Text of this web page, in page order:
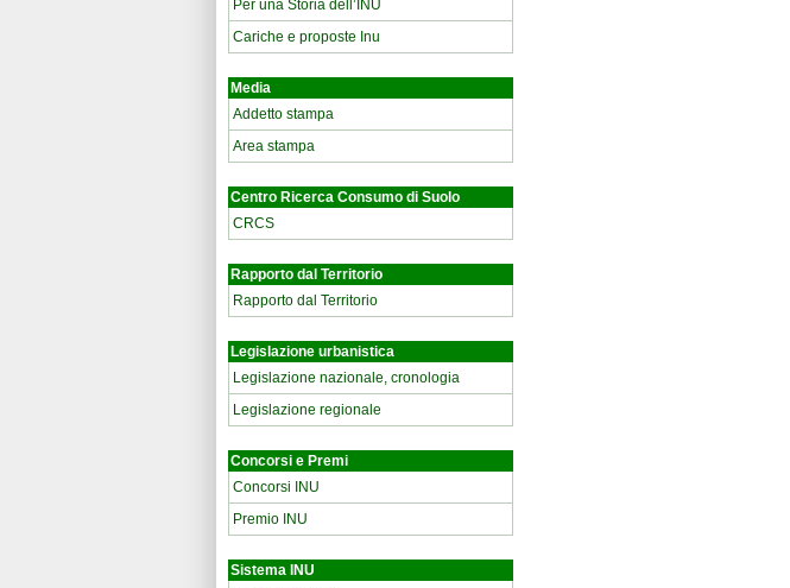
Per una Storia dell’INU
Cariche e proposte Inu
Media
Addetto stampa
Area stampa
Centro Ricerca Consumo di Suolo
CRCS
Rapporto dal Territorio
Rapporto dal Territorio
Legislazione urbanistica
Legislazione nazionale, cronologia
Legislazione regionale
Concorsi e Premi
Concorsi INU
Premio INU
Sistema INU